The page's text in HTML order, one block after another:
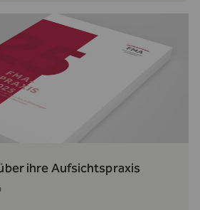
ihre Aufsichtspraxis